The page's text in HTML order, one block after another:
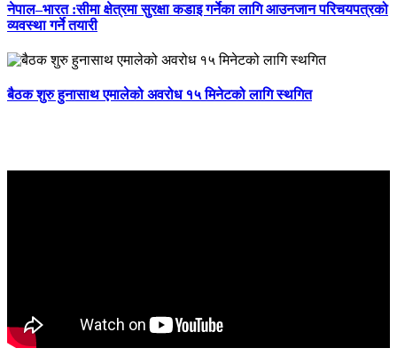
नेपाल–भारत :सीमा क्षेत्रमा सुरक्षा कडाइ गर्नेका लागि आउनजान परिचयपत्रको
व्यवस्था गर्ने तयारी
बैठक शुरु हुनासाथ एमालेको अवरोध १५ मिनेटको लागि स्थगित